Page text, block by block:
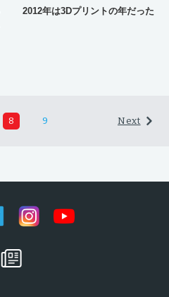
2012年は3Dプリントの年だった
8 9 Next